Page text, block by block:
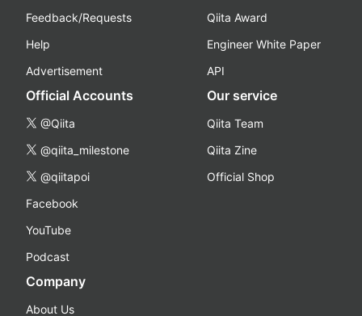
Feedback/Requests
Help
Advertisement
Qiita Award
Engineer White Paper
API
Official Accounts
@Qiita
@qiita_milestone
@qiitapoi
Facebook
YouTube
Podcast
Our service
Qiita Team
Qiita Zine
Official Shop
Company
About Us